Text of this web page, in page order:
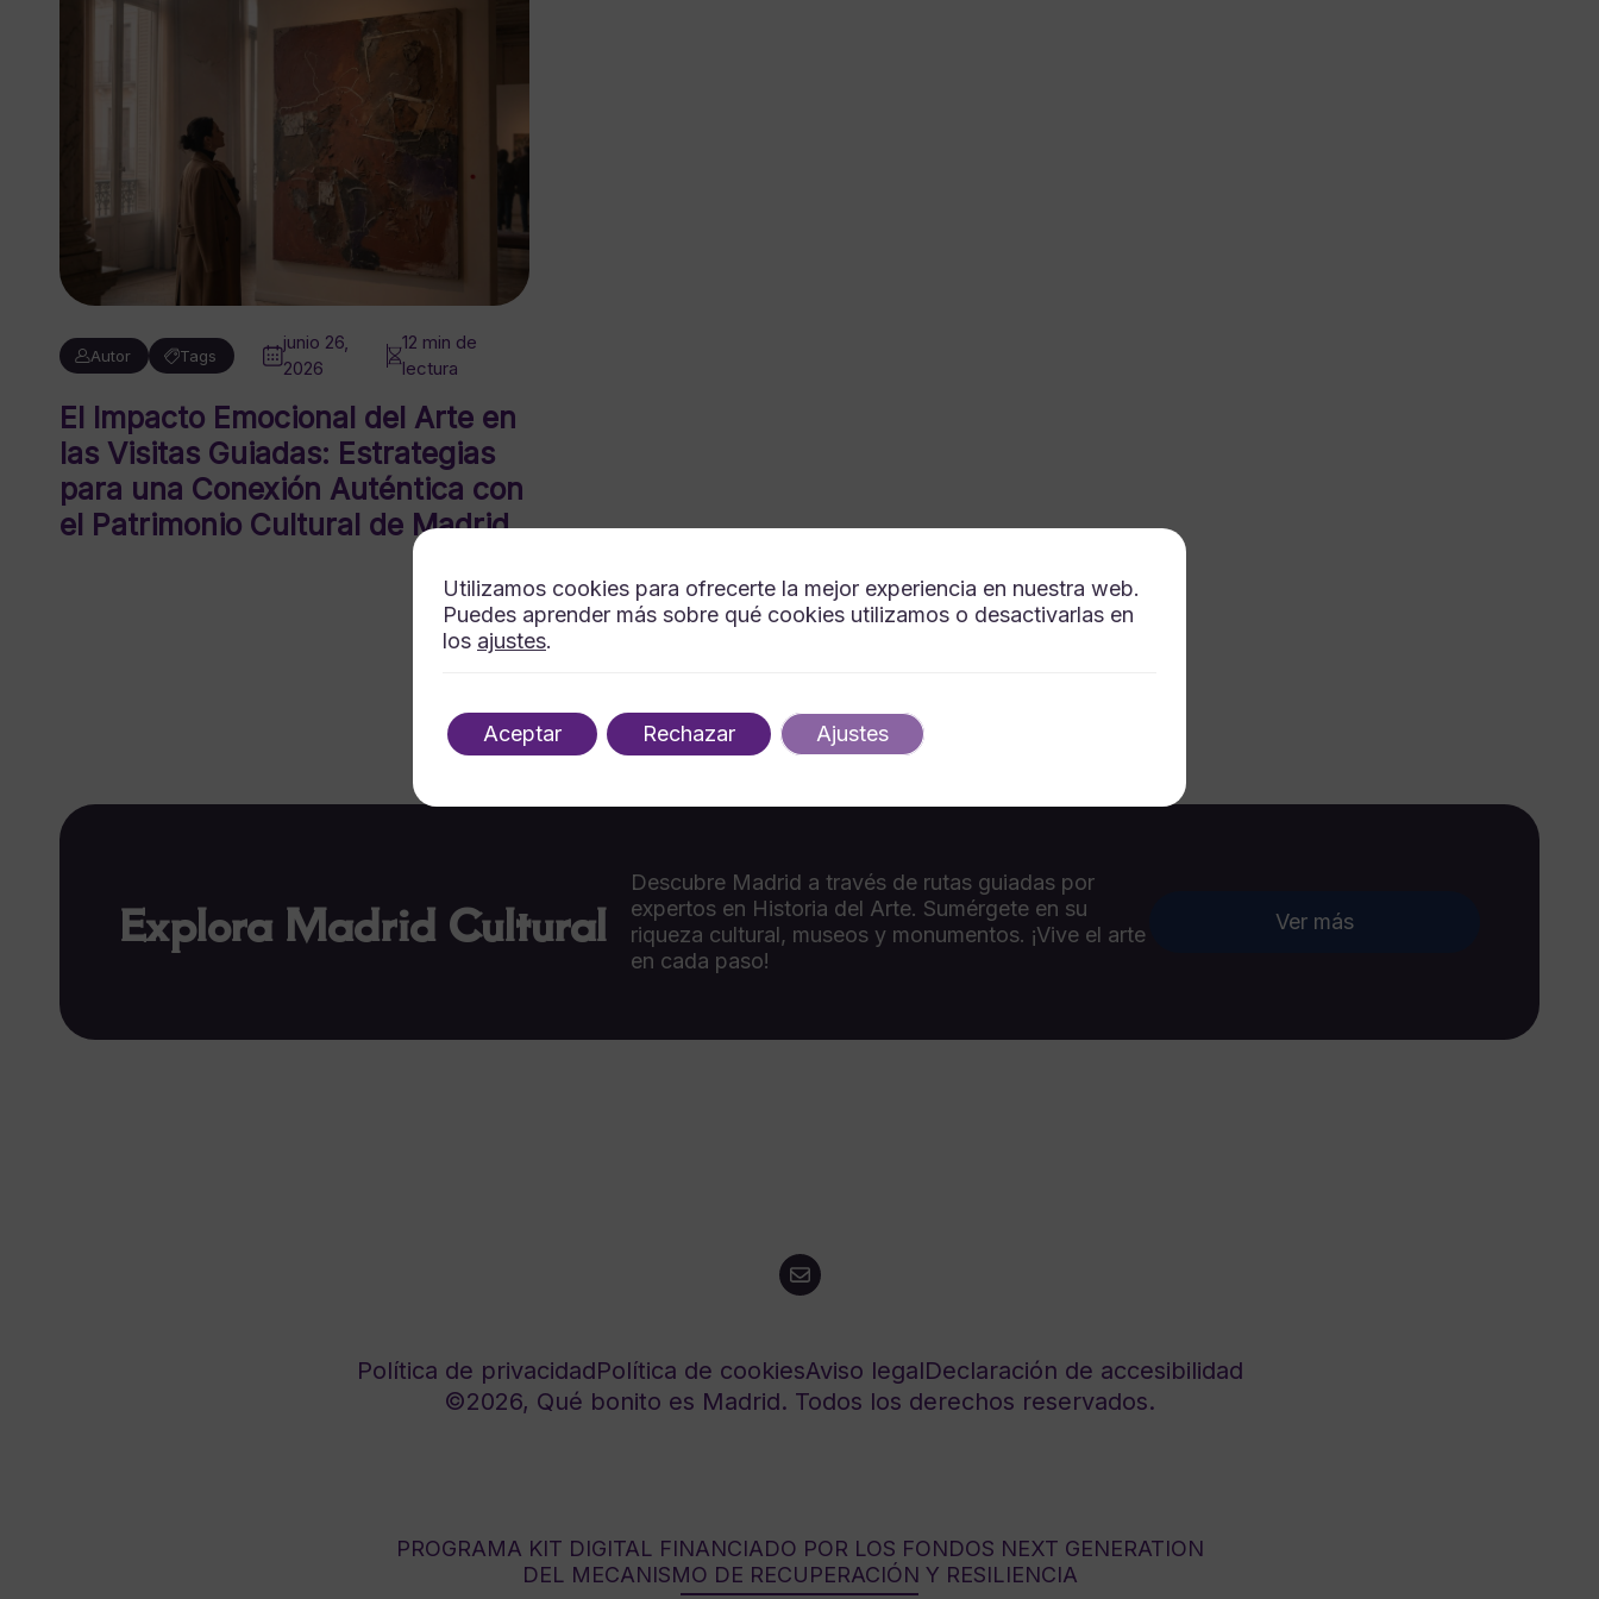
Autor Tags
junio 26,
2026
12 min de
lectura
El Impacto Emocional del Arte en
las Visitas Guiadas: Estrategias
para una Conexión Auténtica con
el Patrimonio Cultural de Madrid
Explora Madrid Cultural
Descubre Madrid a través de rutas guiadas por
expertos en Historia del Arte. Sumérgete en su
riqueza cultural, museos y monumentos. ¡Vive el arte
en cada paso!
Ver más
Política de privacidadPolítica de cookiesAviso legalDeclaración de accesibilidad
©2026, Qué bonito es Madrid. Todos los derechos reservados.
PROGRAMA KIT DIGITAL FINANCIADO POR LOS FONDOS NEXT GENERATION
DEL MECANISMO DE RECUPERACIÓN Y RESILIENCIA
Utilizamos cookies para ofrecerte la mejor experiencia en nuestra web.
Puedes aprender más sobre qué cookies utilizamos o desactivarlas en
los ajustes.
Aceptar Rechazar Ajustes